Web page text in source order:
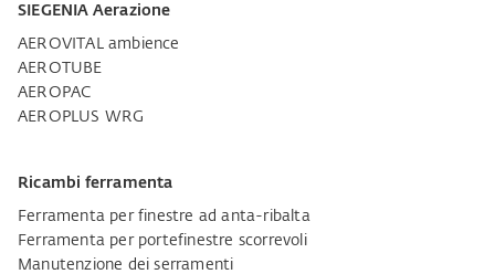
SIEGENIA Aerazione
AEROVITAL ambience
AEROTUBE
AEROPAC
AEROPLUS WRG
Ricambi ferramenta
Ferramenta per finestre ad anta-ribalta
Ferramenta per portefinestre scorrevoli
Manutenzione dei serramenti